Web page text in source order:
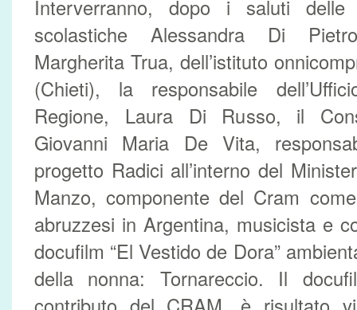
Interverranno, dopo i saluti
scolastiche Alessandra Di
Margherita Trua, dell’istituto
(Chieti), la responsabile
Regione, Laura Di Russo, il
Giovanni Maria De Vita,
progetto Radici all’interno del
Manzo, componente del Cram
abruzzesi in Argentina, musicista e
docufilm “El Vestido de Dora”
della nonna: Tornareccio. Il